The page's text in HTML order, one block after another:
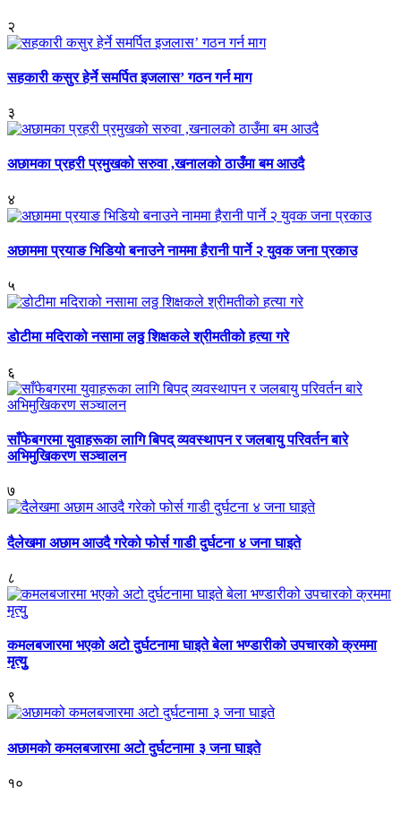
२
सहकारी कसुर हेर्ने समर्पित इजलास’ गठन गर्न माग
३
अछामका प्रहरी प्रमुखको सरुवा ,खनालको ठाउँमा बम आउदै
४
अछाममा प्रयाङ भिडियो बनाउने नाममा हैरानी पार्ने २ युवक जना प्रकाउ
५
डोटीमा मदिराको नसामा लठ्ठ शिक्षकले श्रीमतीको हत्या गरे
६
साँफेबगरमा युवाहरूका लागि बिपद् व्यवस्थापन र जलबायु परिवर्तन बारे
अभिमुखिकरण सञ्चालन
७
दैलेखमा अछाम आउदै गरेको फोर्स गाडी दुर्घटना ४ जना घाइते
८
कमलबजारमा भएको अटो दुर्घटनामा घाइते बेला भण्डारीको उपचारको क्रममा
मृत्युु
९
अछामको कमलबजारमा अटो दुर्घटनामा ३ जना घाइते
१०